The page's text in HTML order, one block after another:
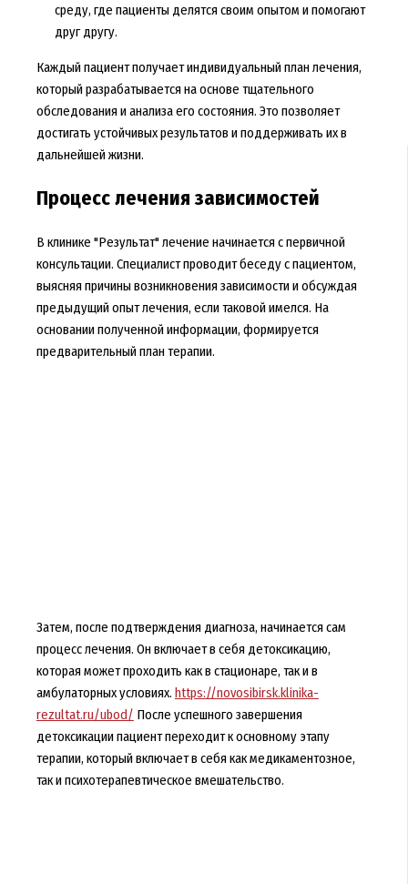
среду, где пациенты делятся своим опытом и помогают
друг другу.
Каждый пациент получает индивидуальный план лечения,
который разрабатывается на основе тщательного
обследования и анализа его состояния. Это позволяет
достигать устойчивых результатов и поддерживать их в
дальнейшей жизни.
Процесс лечения зависимостей
В клинике "Результат" лечение начинается с первичной
консультации. Специалист проводит беседу с пациентом,
выясняя причины возникновения зависимости и обсуждая
предыдущий опыт лечения, если таковой имелся. На
основании полученной информации, формируется
предварительный план терапии.
Затем, после подтверждения диагноза, начинается сам
процесс лечения. Он включает в себя детоксикацию,
которая может проходить как в стационаре, так и в
амбулаторных условиях. https://novosibirsk.klinika-
rezultat.ru/ubod/ После успешного завершения
детоксикации пациент переходит к основному этапу
терапии, который включает в себя как медикаментозное,
так и психотерапевтическое вмешательство.